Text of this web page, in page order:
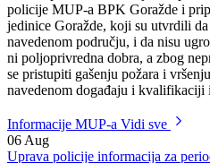
Dana 30.10.2016.godine u 17,10
Goražde, dežurnoj službi
šumski požar. Na lice mjesta
policije MUP-a BPK Goražde i
jedinice Goražde, koji su utvrdili da
navedenom području, i da nisu
se pristupiti gašenju požara i
navedenom događaju i kvalifikaciji